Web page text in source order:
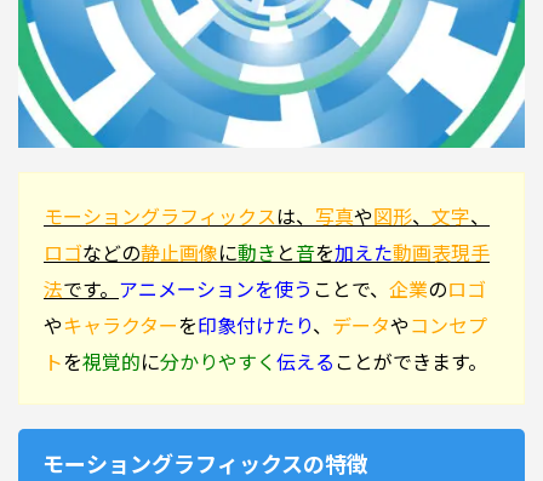
モーショングラフィックスは、 写真や図形、 文字、
ロゴなどの静止画像に動き と音を加えた動画表現手
法です。 アニメーションを使う ことで、 企業のロゴ
やキャラクターを印象付けたり、 データやコンセプ
トを視覚的に分かりやすく伝えることができます。
モーショングラフィックスの特徴